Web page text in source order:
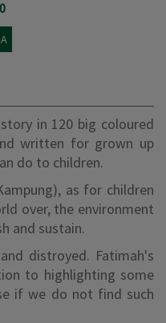
in 120 big coloured
written for grown up
do to children.
as for children
over, the environment
and sustain.
distroyed. Fatimah's
to highlighting some
if we do not find such